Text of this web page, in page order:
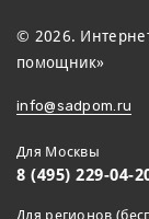
© 2026.
помощник»
info@sadpom.ru
Для Москвы
8 (495) 229-04-
Для регионов